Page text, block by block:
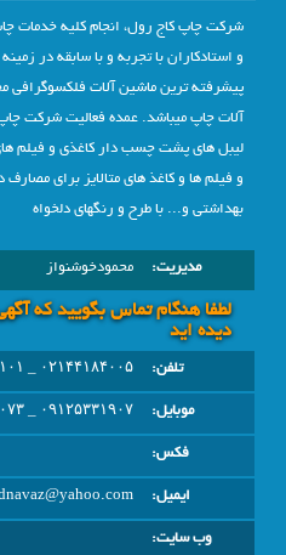
شرکت چاپ کاج رول، انجام کلیه
و استادکاران با تجربه و با سابقه در
پیشرفته ترین ماشین آلات
آلات چاپ میباشد. عمده فعالیت شرکت
لیبل های پشت چسب دار کاغذی و فیلم
و فیلم ها و کاغذ های متالایز برای
بهداشتی و... با طرح و رنگهای دلخواه
مدیریت: محمودخوشنواز
لطفا هنگام تماس بگویید که
دیده اید
تلفن:
۰۲۱۴۴۱۸۴۰۰۵ _ ۰۲۱۴۴۱۸۳۱۰۱
موبایل:
۰۹۱۲۵۳۳۱۹۰۷ _ ۰۹۳۵۶۶۲۵۰۷۳
فکس:
ایمیل:
وب سایت: